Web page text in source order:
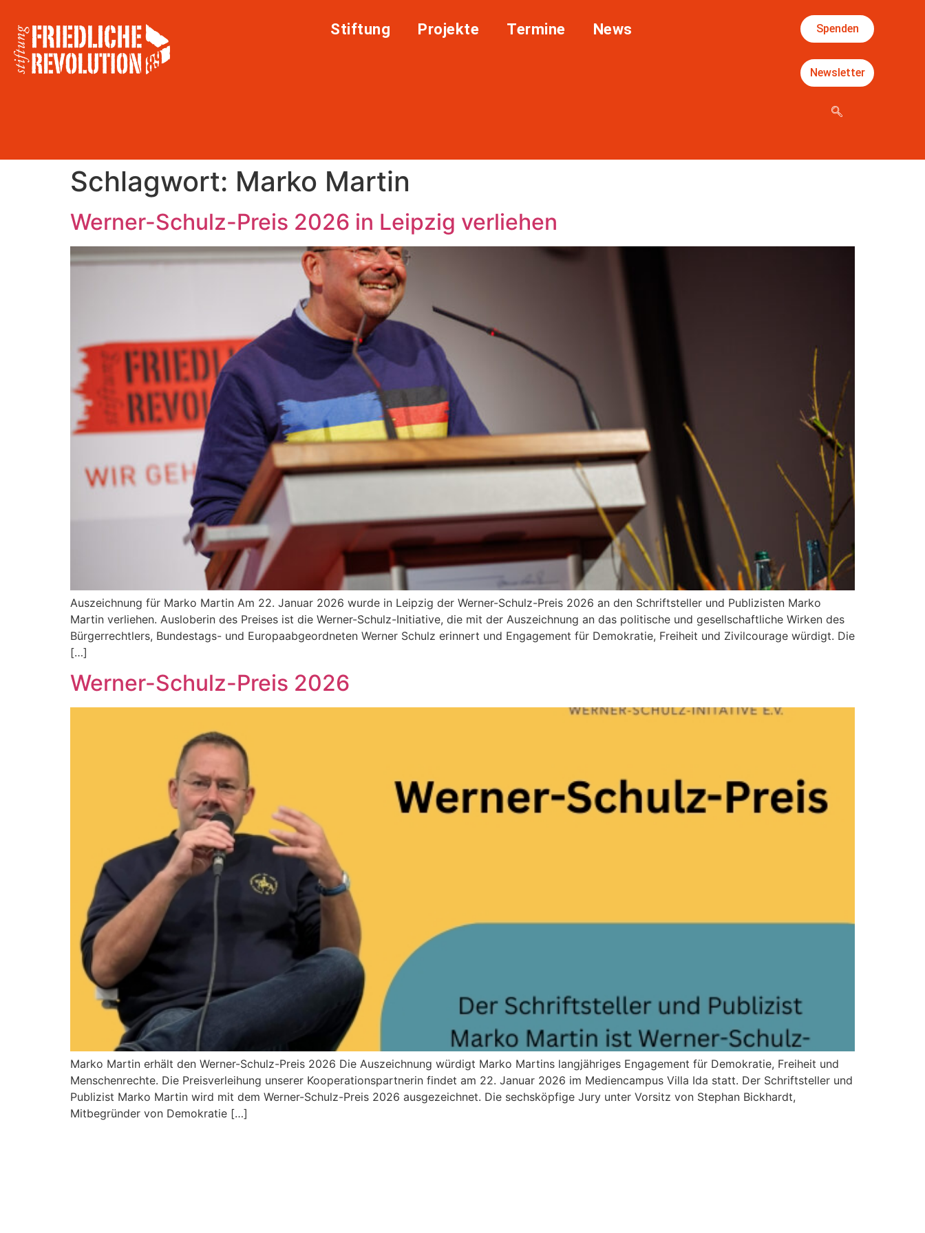
Stiftung Projekte Termine News Spenden
Newsletter
Schlagwort: Marko Martin
Werner-Schulz-Preis 2026 in Leipzig verliehen
Auszeichnung für Marko Martin Am 22. Januar 2026 wurde in Leipzig der Werner-Schulz-Preis 2026 an den Schriftsteller und Publizisten Marko
Martin verliehen. Ausloberin des Preises ist die Werner-Schulz-Initiative, die mit der Auszeichnung an das politische und gesellschaftliche Wirken des
Bürgerrechtlers, Bundestags- und Europaabgeordneten Werner Schulz erinnert und Engagement für Demokratie, Freiheit und Zivilcourage würdigt. Die
[…]
Werner-Schulz-Preis 2026
Marko Martin erhält den Werner-Schulz-Preis 2026 Die Auszeichnung würdigt Marko Martins langjähriges Engagement für Demokratie, Freiheit und
Menschenrechte. Die Preisverleihung unserer Kooperationspartnerin findet am 22. Januar 2026 im Mediencampus Villa Ida statt. Der Schriftsteller und
Publizist Marko Martin wird mit dem Werner-Schulz-Preis 2026 ausgezeichnet. Die sechsköpfige Jury unter Vorsitz von Stephan Bickhardt,
Mitbegründer von Demokratie […]